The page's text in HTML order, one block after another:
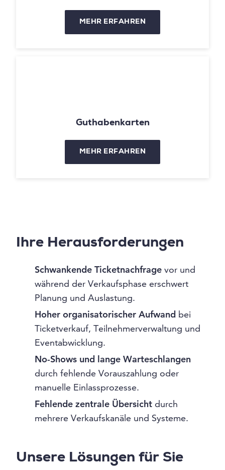
MEHR ERFAHREN
Guthabenkarten
MEHR ERFAHREN
Ihre Herausforderungen
Schwankende Ticketnachfrage vor und
während der Verkaufsphase erschwert
Planung und Auslastung.
Hoher organisatorischer Aufwand bei
Ticketverkauf, Teilnehmerverwaltung und
Eventabwicklung.
No-Shows und lange Warteschlangen
durch fehlende Vorauszahlung oder
manuelle Einlassprozesse.
Fehlende zentrale Übersicht durch
mehrere Verkaufskanäle und Systeme.
Unsere Lösungen für Sie